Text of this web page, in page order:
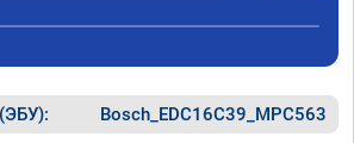
Bosch_EDC16C39_MPC563